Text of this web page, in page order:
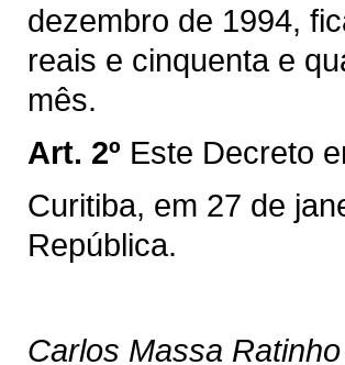
dezembro de 1994,
reais e cinquenta e
mês.
Art. 2º Este Decreto
Curitiba, em 27 de
República.
Carlos Massa